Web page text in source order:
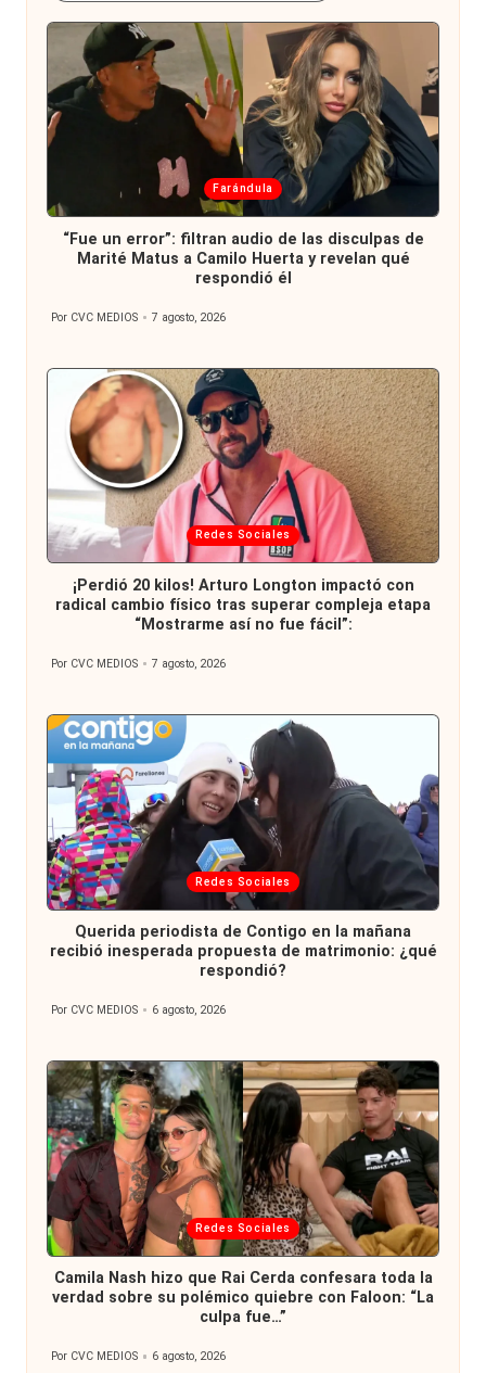
Publicada
en
Farándula
“Fue un error”: filtran audio de las disculpas de
Marité Matus a Camilo Huerta y revelan qué
respondió él
Publicado
Por CVC MEDIOS 7 agosto, 2026
Publicada
en
Redes Sociales
¡Perdió 20 kilos! Arturo Longton impactó con
radical cambio físico tras superar compleja etapa
“Mostrarme así no fue fácil”:
Publicado
Por CVC MEDIOS 7 agosto, 2026
Publicada
en
Redes Sociales
Querida periodista de Contigo en la mañana
recibió inesperada propuesta de matrimonio: ¿qué
respondió?
Publicado
Por CVC MEDIOS 6 agosto, 2026
Publicada
en
Redes Sociales
Camila Nash hizo que Rai Cerda confesara toda la
verdad sobre su polémico quiebre con Faloon: “La
culpa fue…”
Publicado
Por CVC MEDIOS 6 agosto, 2026